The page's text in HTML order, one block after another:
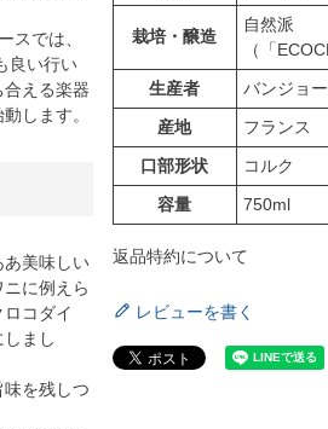
スでは、
良い行い
える楽器
します。
あ美味しい
に例えら
コダイ
まし
を残しつ
栽培・醸造
自然派
（「
生産者
バンジョ
産地
フランス
口部形状
コルク
容量
750ml
返品特約について
レビューを書く